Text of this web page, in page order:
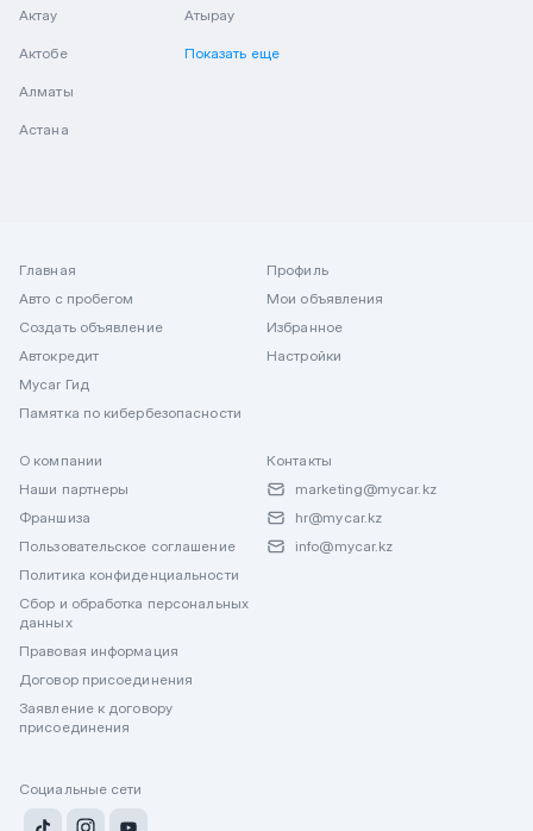
Актау
Актобе
Алматы
Астана
Атырау
Показать еще
Главная
Авто с пробегом
Создать объявление
Автокредит
Mycar Гид
Памятка по кибербезопасности
Профиль
Мои объявления
Избранное
Настройки
О компании
Наши партнеры
Франшиза
Пользовательское соглашение
Политика конфиденциальности
Сбор и обработка персональных
данных
Правовая информация
Договор присоединения
Заявление к договору
присоединения
Контакты
marketing@mycar.kz
hr@mycar.kz
info@mycar.kz
Социальные сети